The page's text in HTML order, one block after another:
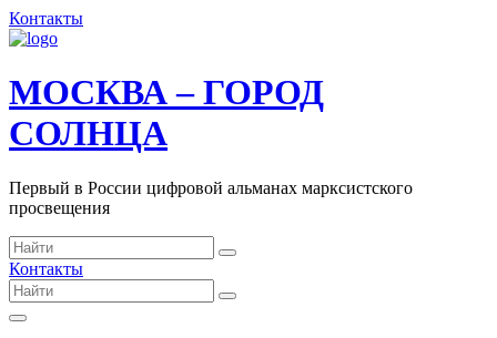
Контакты
МОСКВА – ГОРОД
СОЛНЦА
Первый в России цифровой альманах марксистского
просвещения
Контакты